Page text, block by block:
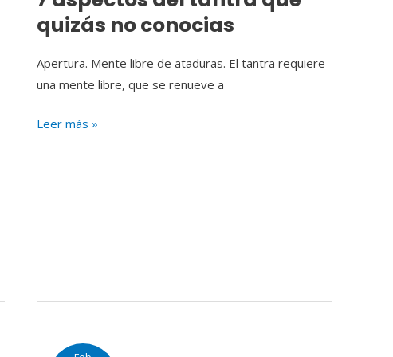
quizás no conocias
Apertura. Mente libre de ataduras. El tantra requiere
una mente libre, que se renueve a
Leer más »